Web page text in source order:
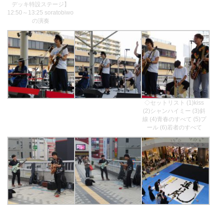
デッキ特設ステージ】
12:50～13:25 soratobiwo
の演奏
◇セットリスト (1)kiss
(2)シャンハイミー (3)斜
線 (4)青春のすべて (5)プ
ール (6)若者のすべて